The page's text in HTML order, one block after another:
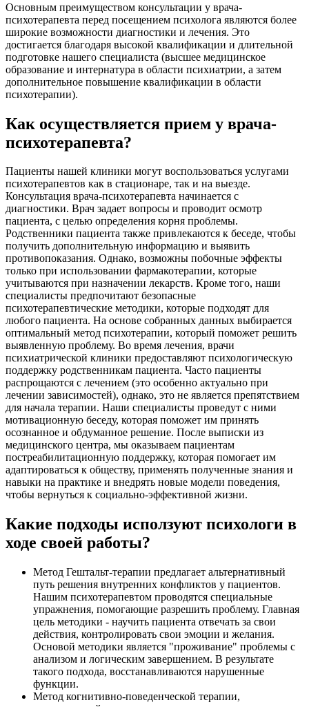
Основным преимуществом консультации у врача-
психотерапевта перед посещением психолога являются более
широкие возможности диагностики и лечения. Это
достигается благодаря высокой квалификации и длительной
подготовке нашего специалиста (высшее медицинское
образование и интернатура в области психиатрии, а затем
дополнительное повышение квалификации в области
психотерапии).
Как осуществляется прием у врача-
психотерапевта?
Пациенты нашей клиники могут воспользоваться услугами
психотерапевтов как в стационаре, так и на выезде.
Консультация врача-психотерапевта начинается с
диагностики. Врач задает вопросы и проводит осмотр
пациента, с целью определения корня проблемы.
Родственники пациента также привлекаются к беседе, чтобы
получить дополнительную информацию и выявить
противопоказания. Однако, возможны побочные эффекты
только при использовании фармакотерапии, которые
учитываются при назначении лекарств. Кроме того, наши
специалисты предпочитают безопасные
психотерапевтические методики, которые подходят для
любого пациента. На основе собранных данных выбирается
оптимальный метод психотерапии, который поможет решить
выявленную проблему. Во время лечения, врачи
психиатрической клиники предоставляют психологическую
поддержку родственникам пациента. Часто пациенты
распрощаются с лечением (это особенно актуально при
лечении зависимостей), однако, это не является препятствием
для начала терапии. Наши специалисты проведут с ними
мотивационную беседу, которая поможет им принять
осознанное и обдуманное решение. После выписки из
медицинского центра, мы оказываем пациентам
постреабилитационную поддержку, которая помогает им
адаптироваться к обществу, применять полученные знания и
навыки на практике и внедрять новые модели поведения,
чтобы вернуться к социально-эффективной жизни.
Какие подходы исползуют психологи в
ходе своей работы?
Метод Гештальт-терапии предлагает альтернативный
путь решения внутренних конфликтов у пациентов.
Нашим психотерапевтом проводятся специальные
упражнения, помогающие разрешить проблему. Главная
цель методики - научить пациента отвечать за свои
действия, контролировать свои эмоции и желания.
Основой методики является "проживание" проблемы с
анализом и логическим завершением. В результате
такого подхода, восстанавливаются нарушенные
функции.
Метод когнитивно-поведенческой терапии,